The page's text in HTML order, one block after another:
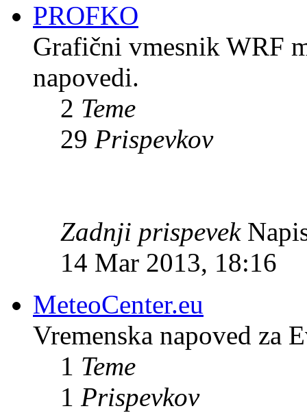
PROFKO
Grafični vmesnik WRF
napovedi.
2 Teme
29 Prispevkov
Zadnji prispevek
14 Mar 2013, 18:16
MeteoCenter.eu
Vremenska napoved za
1 Teme
1 Prispevkov